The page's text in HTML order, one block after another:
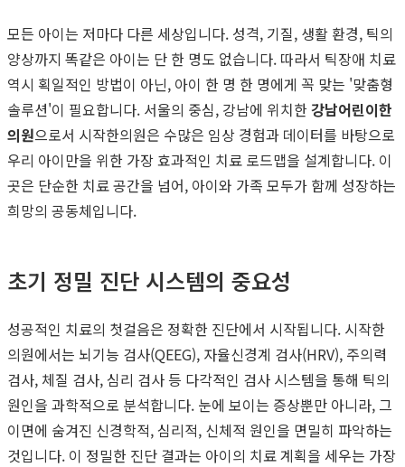
모든 아이는 저마다 다른 세상입니다. 성격, 기질, 생활 환경, 틱의
양상까지 똑같은 아이는 단 한 명도 없습니다. 따라서 틱장애 치료
역시 획일적인 방법이 아닌, 아이 한 명 한 명에게 꼭 맞는 '맞춤형
솔루션'이 필요합니다. 서울의 중심, 강남에 위치한 강남어린이한
의원으로서 시작한의원은 수많은 임상 경험과 데이터를 바탕으로
우리 아이만을 위한 가장 효과적인 치료 로드맵을 설계합니다. 이
곳은 단순한 치료 공간을 넘어, 아이와 가족 모두가 함께 성장하는
희망의 공동체입니다.
초기 정밀 진단 시스템의 중요성
성공적인 치료의 첫걸음은 정확한 진단에서 시작됩니다. 시작한
의원에서는 뇌기능 검사(QEEG), 자율신경계 검사(HRV), 주의력
검사, 체질 검사, 심리 검사 등 다각적인 검사 시스템을 통해 틱의
원인을 과학적으로 분석합니다. 눈에 보이는 증상뿐만 아니라, 그
이면에 숨겨진 신경학적, 심리적, 신체적 원인을 면밀히 파악하는
것입니다. 이 정밀한 진단 결과는 아이의 치료 계획을 세우는 가장